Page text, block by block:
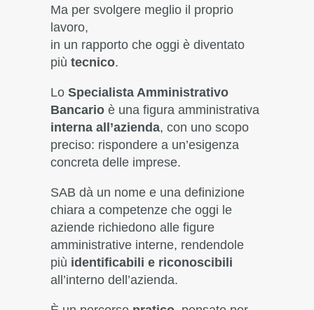
Ma per svolgere meglio il proprio
lavoro,
in un rapporto che oggi è diventato
più tecnico.
Lo Specialista Amministrativo
Bancarioè una figura amministrativa
interna all’azienda, con uno scopo
preciso: rispondere a un’esigenza
concreta delle imprese.
SAB dà un nome e una definizione
chiara a competenze che oggi le
aziende richiedono alle figure
amministrative interne, rendendole
più identificabili e riconoscibili
all’interno dell’azienda.